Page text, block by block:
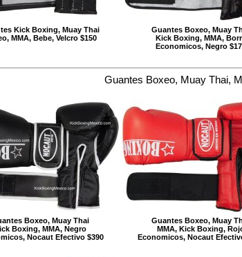
Kick Boxing, Muay Thai
MMA, Bebe, Velcro $150
Guantes Boxeo, Muay
Kick Boxing, MMA,
Economicos, Negro
Guantes Boxeo, Muay Thai,
Boxeo, Muay Thai
Boxing, MMA, Negro
Nocaut Efectivo $390
Guantes Boxeo, Muay
MMA, Kick Boxing,
Economicos, Nocaut